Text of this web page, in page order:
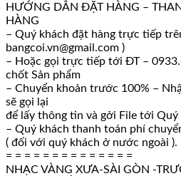
HƯỚNG DẪN ĐẶT HÀNG –
HÀNG
– Quý khách đặt hàng trực tiếp
bangcoi.vn@gmail.com )
– Hoặc gọi trực tiếp tới ĐT –
chốt Sản phẩm
– Chuyển khoản trước 100% –
sẽ gọi lại
để lấy thông tin và gởi File tới Quý
– Quý khách thanh toán phí
( đối với quý khách ở nước ngoài ).
= = = = = = = = = = = = = =
NHẠC VÀNG XƯA-SÀI GÒN -